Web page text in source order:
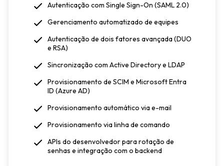
Autenticação com Single Sign-On (SAML 2.0)
Gerenciamento automatizado de equipes
Autenticação de dois fatores avançada (DUO
e RSA)
Sincronização com Active Directory e LDAP
Provisionamento de SCIM e Microsoft Entra
ID (Azure AD)
Provisionamento automático via e-mail
Provisionamento via linha de comando
APIs do desenvolvedor para rotação de
senhas e integração com o backend